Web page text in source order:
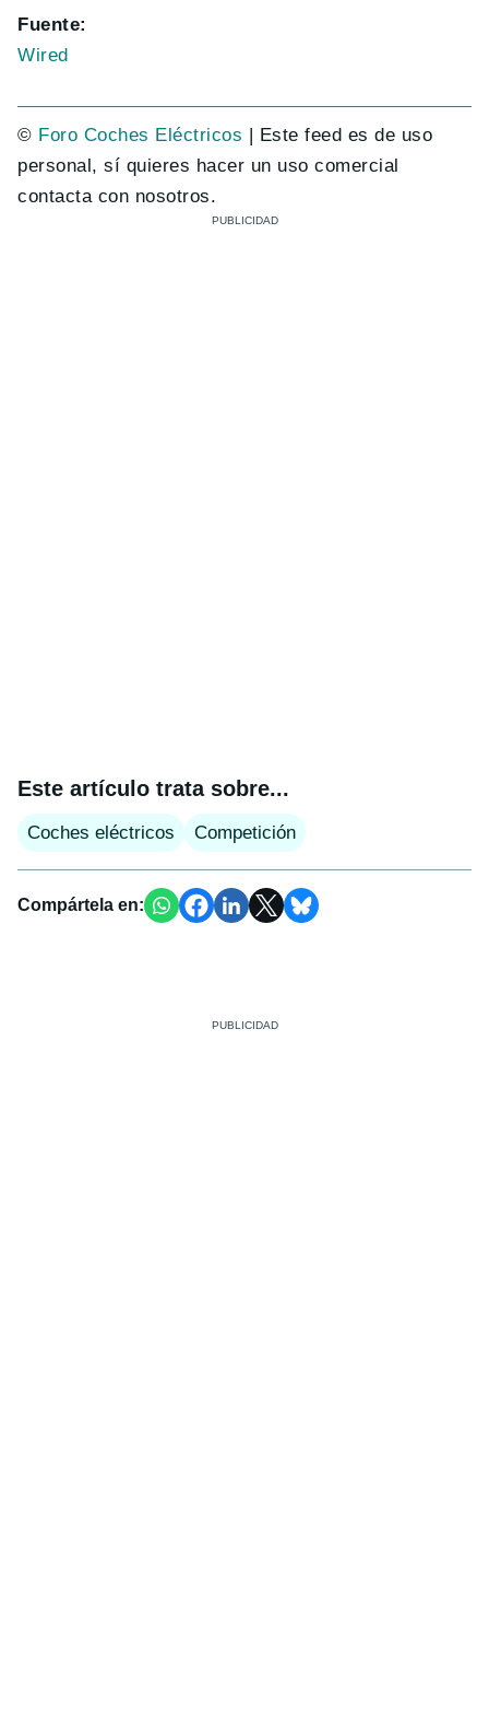
Fuente:
Wired
© Foro Coches Eléctricos | Este feed es de uso
personal, sí quieres hacer un uso comercial
contacta con nosotros.
Este artículo trata sobre...
Coches eléctricos Competición
Compártela en: